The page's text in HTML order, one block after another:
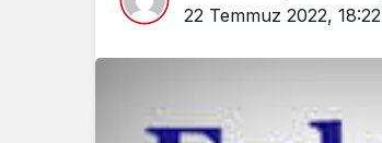
22 Temmuz 2022, 18:22